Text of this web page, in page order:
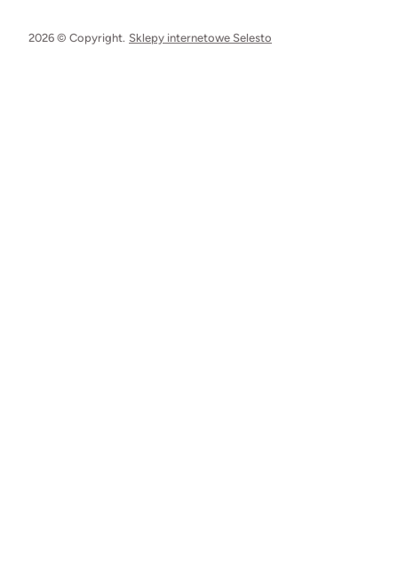
2026 © Copyright. Sklepy internetowe Selesto